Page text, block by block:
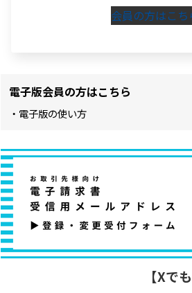
会員の方はこち
電子版会員の方はこちら
・電子版の使い方
【Xで